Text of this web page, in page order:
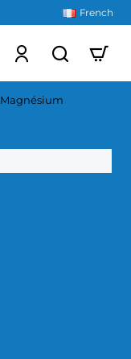
French
Magnésium